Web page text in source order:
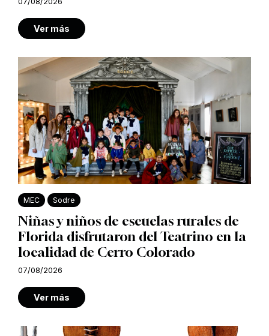
Ver más
MEC Sodre
Niñas y niños de escuelas rurales de
Florida disfrutaron del Teatrino en la
localidad de Cerro Colorado
07/08/2026
Ver más